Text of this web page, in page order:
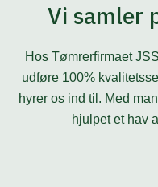
Vi samler
Hos Tømrerfirmaet
udføre 100%
hyrer os ind til. Med
hjulpet et hav